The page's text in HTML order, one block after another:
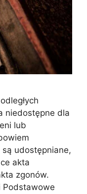
niedostępne dla
lub
udostępniane,
akta
zgonów.
Podstawowe